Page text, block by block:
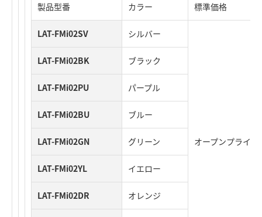
製品型番 カラー 標準価格
LAT-FMi02SV シルバー
オープンプライス
LAT-FMi02BK ブラック
LAT-FMi02PU パープル
LAT-FMi02BU ブルー
LAT-FMi02GN グリーン
LAT-FMi02YL イエロー
LAT-FMi02DR オレンジ